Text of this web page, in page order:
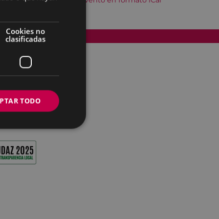
Accesibilidad
Cookies no
clasificadas
TODO